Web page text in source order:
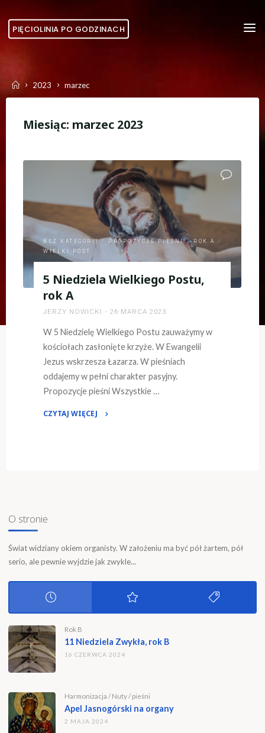
content
PIĘCIOLINIA PO GODZINACH
Home2023 marzec
Miesiąc: marzec 2023
BEZ KATEGORII / PROPOZYCJE PIEŚNI / ROK A
/
WIELKI POST
5 Niedziela Wielkiego Postu,
rok A
JERZY NOWICKI 26 MARCA 2023
W 5 Niedzielę Wielkiego Postu zauważymy w
kościołach zasłonięte krzyże. W Ewangelii
Jezus wskrzesza Łazarza. W pieśniach
oddajemy w pełni charakter pasyjny.
Propozycje pieśni Wszystkie …
CZYTAJ WIĘCEJ
O stronie
Świat widziany okiem organisty. W założeniu ma być pół żartem, pół
serio, ale pewnie wyjdzie jak zwykle...
Rok B
11 Niedziela Zwykła, rok B
16 CZERWCA 2024
Harmonizacja / Nuty/ pieśni
Apel Jasnogórski na organy
2 MAJA 2024